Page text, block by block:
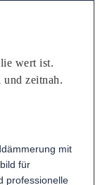
wert ist.
zeitnah.